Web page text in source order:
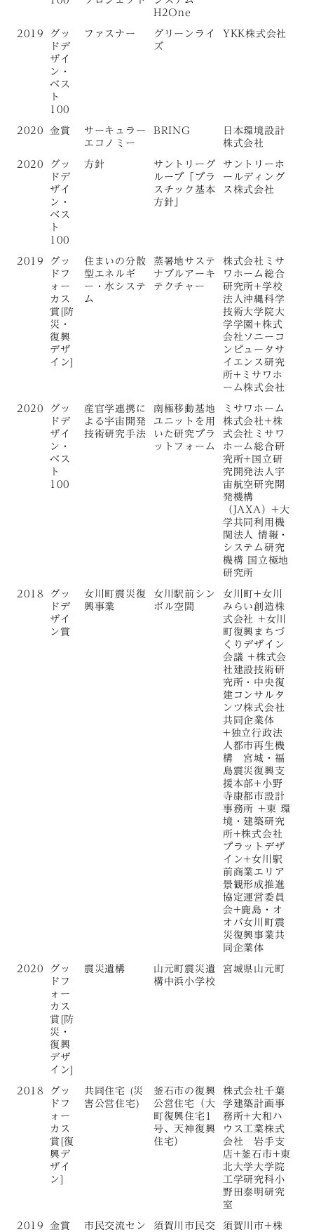
H2One
2019
グッ
ドデ
ザイ
ン・
ベス
ト
100
ファスナー
グリーンライ
ズ
YKK株式会社
2020 金賞
サーキュラー
エコノミー
BRING
日本環境設計
株式会社
2020
グッ
ドデ
ザイ
ン・
ベス
ト
100
方針
サントリーグ
ループ「プラ
スチック基本
方針」
サントリーホ
ールディング
ス株式会社
2019
グッ
ドフ
ォー
カス
賞[防
災・
復興
デザ
イン]
住まいの分散
型エネルギ
ー・水システ
ム
蒸暑地サステ
ナブルアーキ
テクチャー
株式会社ミサ
ワホーム総合
研究所+学校
法人沖縄科学
技術大学院大
学学園+株式
会社ソニーコ
ンピュータサ
イエンス研究
所+ミサワホ
ーム株式会社
2020
グッ
ドデ
ザイ
ン・
ベス
ト
100
産官学連携に
よる宇宙開発
技術研究手法
南極移動基地
ユニットを用
いた研究プラ
ットフォーム
ミサワホーム
株式会社+株
式会社ミサワ
ホーム総合研
究所+国立研
究開発法人宇
宙航空研究開
発機構
（JAXA）+大
学共同利用機
関法人 情報・
システム研究
機構 国立極地
研究所
2018
グッ
ドデ
ザイ
ン賞
女川町震災復
興事業
女川駅前シン
ボル空間
女川町+女川
みらい創造株
式会社 +女川
町復興まちづ
くりデザイン
会議 +株式会
社建設技術研
究所・中央復
建コンサルタ
ンツ株式会社
共同企業体
+独立行政法
人都市再生機
構 宮城・福
島震災復興支
援本部+小野
寺康都市設計
事務所 +東 環
境・建築研究
所+株式会社
プラットデザ
イン+女川駅
前商業エリア
景観形成推進
協定運営委員
会+鹿島・オ
オバ女川町震
災復興事業共
同企業体
2020
グッ
ドフ
ォー
カス
賞[防
災・
復興
デザ
イン]
震災遺構
山元町震災遺
構中浜小学校
宮城県山元町
2018
グッ
ドフ
ォー
カス
賞[復
興デ
ザイ
ン]
共同住宅 (災
害公営住宅)
釜石市の復興
公営住宅（大
町復興住宅1
号、天神復興
住宅）
株式会社千葉
学建築計画事
務所+大和ハ
ウス工業株式
会社 岩手支
店+釜石市+東
北大学大学院
工学研究科小
野田泰明研究
室
2019 金賞
市民交流セン
須賀川市民交
須賀川市+株